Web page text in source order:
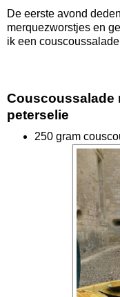
De eerste avond
merquezworstjes en
ik een
Couscoussalade
peterselie
250 gram